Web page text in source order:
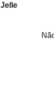
Jelle